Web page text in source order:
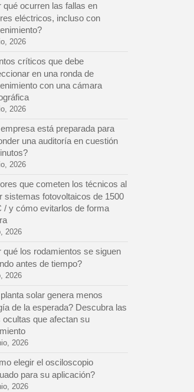
qué ocurren las fallas en
eléctricos, incluso con
2026
críticos que debe
en una ronda de
con una cámara
2026
está preparada para
una auditoría en cuestión
2026
que cometen los técnicos al
sistemas fotovoltaicos de 1500
/ y cómo evitarlos de forma
2026
qué los rodamientos se siguen
antes de tiempo?
2026
solar genera menos
de la esperada? Descubra las
ocultas que afectan su
2026
elegir el osciloscopio
para su aplicación?
2026